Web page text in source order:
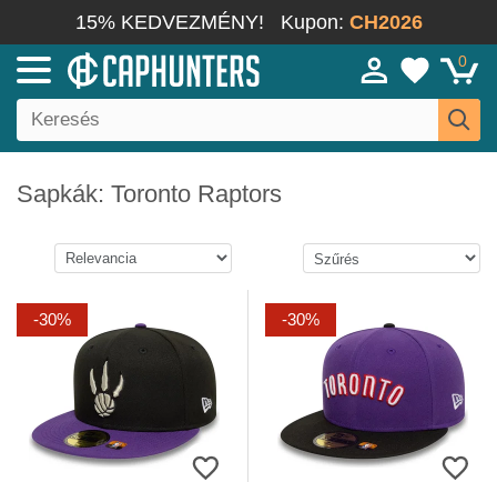
15% KEDVEZMÉNY! Kupon: CH2026
0
Sapkák: Toronto Raptors
-30% -30%